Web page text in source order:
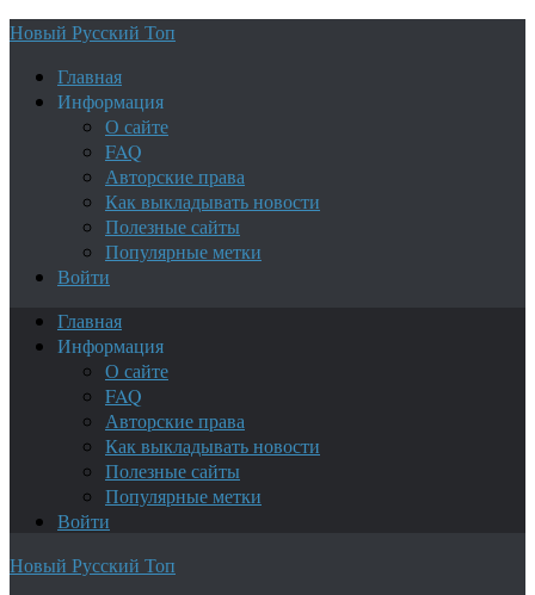
Новый Русский Топ
Главная
Информация
О сайте
FAQ
Авторские права
Как выкладывать новости
Полезные сайты
Популярные метки
Войти
Главная
Информация
О сайте
FAQ
Авторские права
Как выкладывать новости
Полезные сайты
Популярные метки
Войти
Новый Русский Топ